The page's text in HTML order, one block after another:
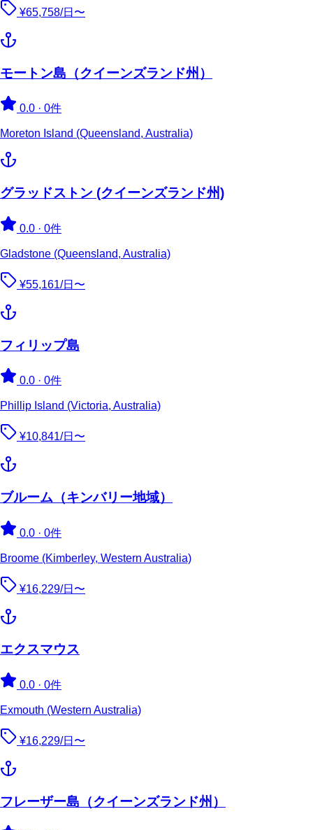
¥65,758/日〜
モートン島（クイーンズランド州）
0.0 · 0件
Moreton Island (Queensland, Australia)
グラッドストン (クイーンズランド州)
0.0 · 0件
Gladstone (Queensland, Australia)
¥55,161/日〜
フィリップ島
0.0 · 0件
Phillip Island (Victoria, Australia)
¥10,841/日〜
ブルーム（キンバリー地域）
0.0 · 0件
Broome (Kimberley, Western Australia)
¥16,229/日〜
エクスマウス
0.0 · 0件
Exmouth (Western Australia)
¥16,229/日〜
フレーザー島（クイーンズランド州）